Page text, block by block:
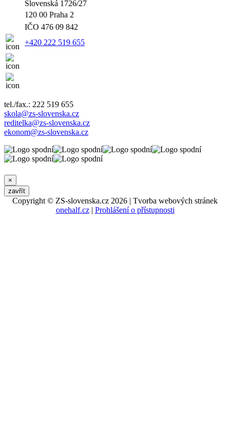
Slovenská 1726/27
120 00 Praha 2
IČO 476 09 842
+420 222 519 655
tel./fax.: 222 519 655
skola@zs-slovenska.cz
reditelka@zs-slovenska.cz
ekonom@zs-slovenska.cz
×
zavřít
Copyright © ZS-slovenska.cz 2026 | Tvorba webových stránek
onehalf.cz| Prohlášení o přístupnosti